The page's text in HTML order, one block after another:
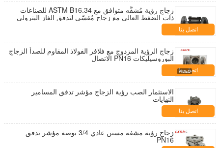
زجاج رؤية مُشفَّه متوافق مع ASTM B16.34 للصناعات
ذات الضغط العالي مع زجاج مُقسّى لتدفق الغاز البترولي
المُسال اتصل بنا
زجاج الرؤية المزدوج مع فلافر الفولاذ المقاوم للصدأ الزجاج
البوروسيليكات PN16 الاتصال
اتصل بنا
الاستثمار الصب رؤية الزجاج مؤشر تدفق المسامير
النهايات
اتصل بنا
زجاج رؤية مشفه مسنن عادي 3/4 بوصة مؤشر تدفق
PN16